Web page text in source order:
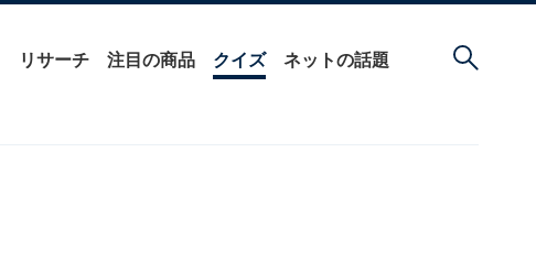
リサーチ 注目の商品 クイズ ネットの話題